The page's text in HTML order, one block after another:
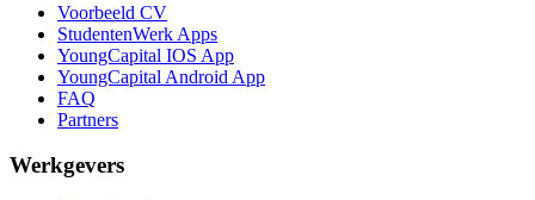
Voorbeeld CV
StudentenWerk Apps
YoungCapital IOS App
YoungCapital Android App
FAQ
Partners
Werkgevers